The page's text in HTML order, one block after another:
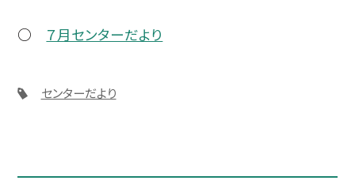
○ ７月センターだより
センターだより